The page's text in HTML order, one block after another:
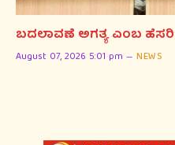
ಬದಲಾವಣೆ ಅಗತ್ಯ ಎಂಬ
August 07, 2026 5:01 pm NEWS